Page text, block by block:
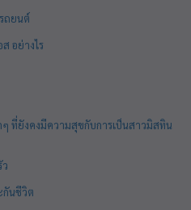
ถยนต์
อย่างไร
ที่ยังคงมีความสุขกับการเป็นสาวมิสทิน
กันชีวิต